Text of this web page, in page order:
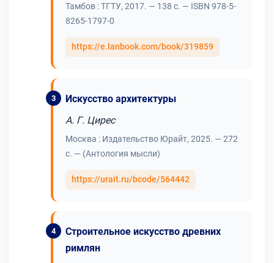
Тамбов : ТГТУ, 2017. — 138 с. — ISBN 978-5-
8265-1797-0
https://e.lanbook.com/book/319859
Искусство архитектуры
А. Г. Цирес
Москва : Издательство Юрайт, 2025. — 272
с. — (Антология мысли)
https://urait.ru/bcode/564442
Строительное искусство древних
римлян